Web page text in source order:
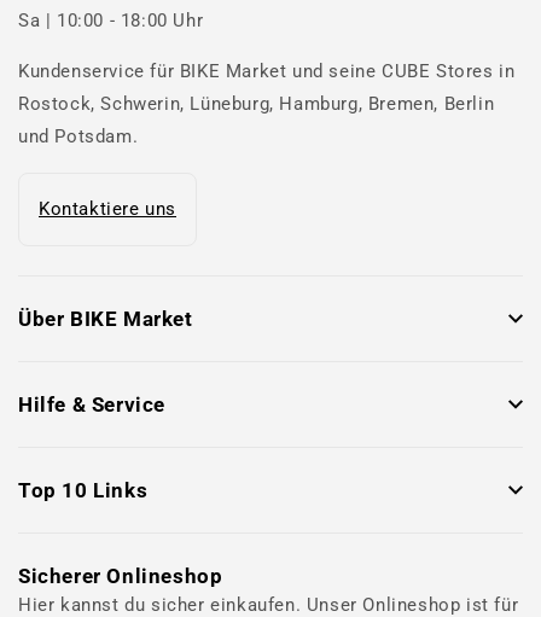
Sa | 10:00 - 18:00 Uhr
Kundenservice für BIKE Market und seine CUBE Stores in
Rostock, Schwerin, Lüneburg, Hamburg, Bremen, Berlin
und Potsdam.
Kontaktiere uns
Über BIKE Market
Hilfe & Service
Top 10 Links
Sicherer Onlineshop
Hier kannst du sicher einkaufen. Unser Onlineshop ist für